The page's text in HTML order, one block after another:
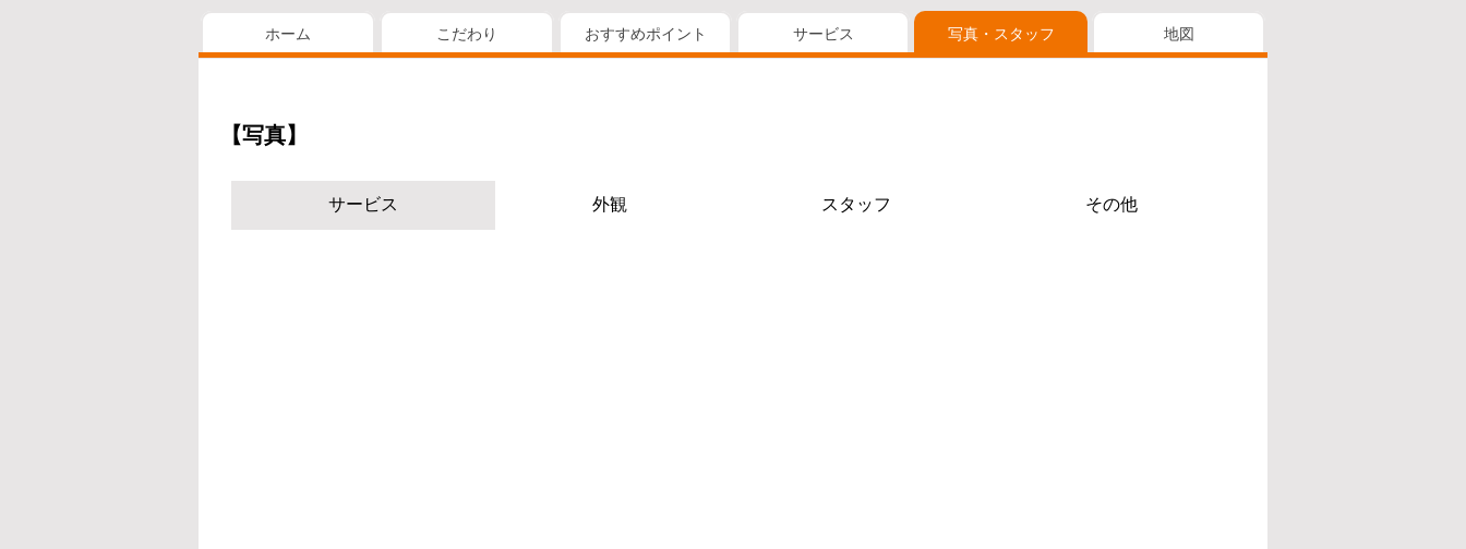
ホーム こだわり おすすめポイント サービス 写真・スタッフ 地図
【写真】
サービス 外観 スタッフ その他